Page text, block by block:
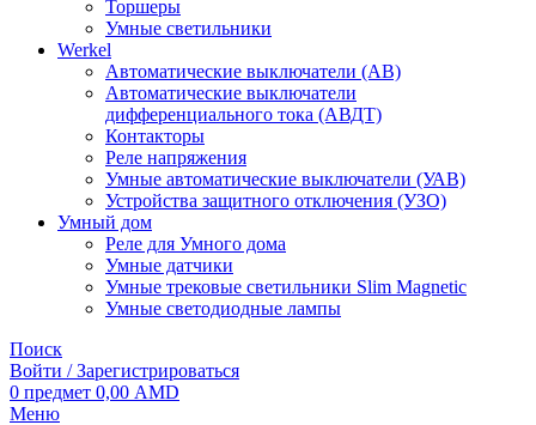
Торшеры
Умные светильники
Werkel
Автоматические выключатели (АВ)
Автоматические выключатели
дифференциального тока (АВДТ)
Контакторы
Реле напряжения
Умные автоматические выключатели (УАВ)
Устройства защитного отключения (УЗО)
Умный дом
Реле для Умного дома
Умные датчики
Умные трековые светильники Slim Magnetic
Умные светодиодные лампы
Поиск
Войти / Зарегистрироваться
0 предмет 0,00 AMD
Меню